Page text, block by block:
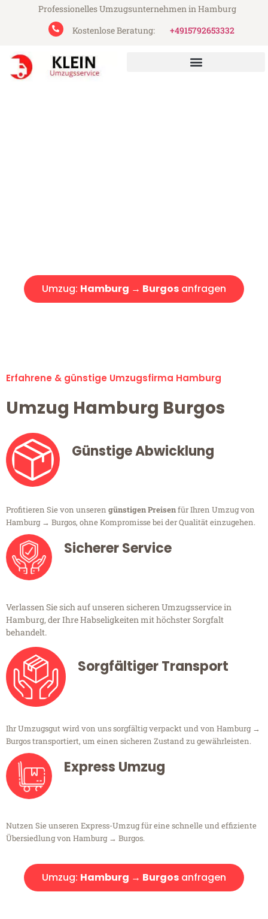
Professionelles Umzugsunternehmen in Hamburg
Kostenlose Beratung:
+4915792653332
Umzug: Hamburg → Burgos anfragen
Erfahrene & günstige Umzugsfirma Hamburg
Umzug Hamburg Burgos
Günstige Abwicklung
Profitieren Sie von unseren günstigen Preisenfür Ihren Umzug von
Hamburg → Burgos, ohne Kompromisse bei der Qualität einzugehen.
Sicherer Service
Verlassen Sie sich auf unseren sicheren Umzugsservice in
Hamburg, der Ihre Habseligkeiten mit höchster Sorgfalt
behandelt.
Sorgfältiger Transport
Ihr Umzugsgut wird von uns sorgfältig verpackt und von Hamburg →
Burgos transportiert, um einen sicheren Zustand zu gewährleisten.
Express Umzug
Nutzen Sie unseren Express-Umzug für eine schnelle und effiziente
Übersiedlung von Hamburg → Burgos.
Umzug: Hamburg → Burgos anfragen